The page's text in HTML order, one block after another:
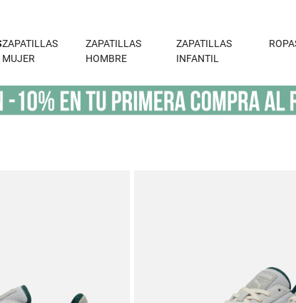
ZAPATILLAS
MUJER
ZAPATILLAS
HOMBRE
ZAPATILLAS
INFANTIL
ROPA